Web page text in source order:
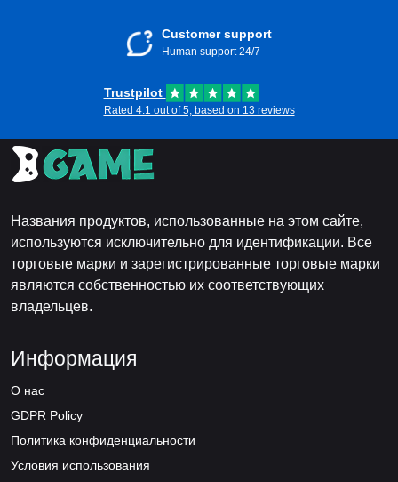
Customer support
Human support 24/7
Trustpilot
Rated 4.1 out of 5, based on 13 reviews
Названия продуктов, использованные на этом сайте,
используются исключительно для идентификации. Все
торговые марки и зарегистрированные торговые марки
являются собственностью их соответствующих
владельцев.
Информация
О нас
GDPR Policy
Политика конфиденциальности
Условия использования